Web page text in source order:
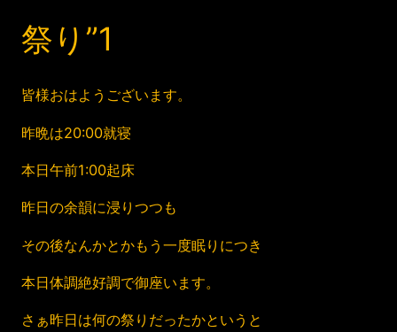
祭り”1
皆様おはようございます。
昨晩は20:00就寝
本日午前1:00起床
昨日の余韻に浸りつつも
その後なんかとかもう一度眠りにつき
本日体調絶好調で御座います。
さぁ昨日は何の祭りだったかというと